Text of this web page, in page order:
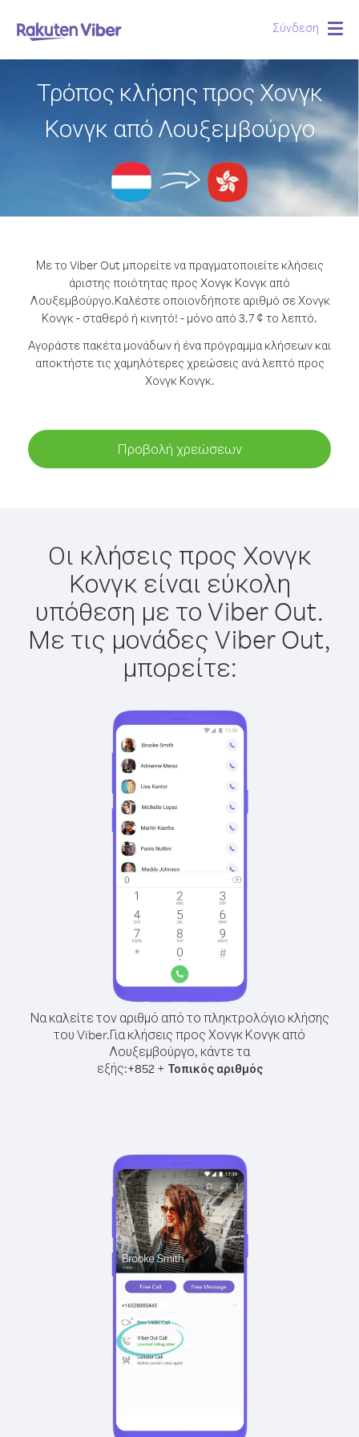
Σύνδεση
Τρόπος κλήσης προς Χονγκ
Κονγκ από Λουξεμβούργο
Με το Viber Out μπορείτε να πραγματοποιείτε κλήσεις
άριστης ποιότητας προς Χονγκ Κονγκ από
Λουξεμβούργο.Καλέστε οποιονδήποτε αριθμό σε Χονγκ
Κονγκ - σταθερό ή κινητό! - μόνο από 3.7 ¢ το λεπτό.
Αγοράστε πακέτα μονάδων ή ένα πρόγραμμα κλήσεων και
αποκτήστε τις χαμηλότερες χρεώσεις ανά λεπτό προς
Χονγκ Κονγκ.
Προβολή χρεώσεων
Οι κλήσεις προς Χονγκ
Κονγκ είναι εύκολη
υπόθεση με το Viber Out.
Με τις μονάδες Viber Out,
μπορείτε:
Να καλείτε τον αριθμό από το πληκτρολόγιο κλήσης
του Viber.Για κλήσεις προς Χονγκ Κονγκ από
Λουξεμβούργο, κάντε τα
εξής:+852+ Τοπικός αριθμός